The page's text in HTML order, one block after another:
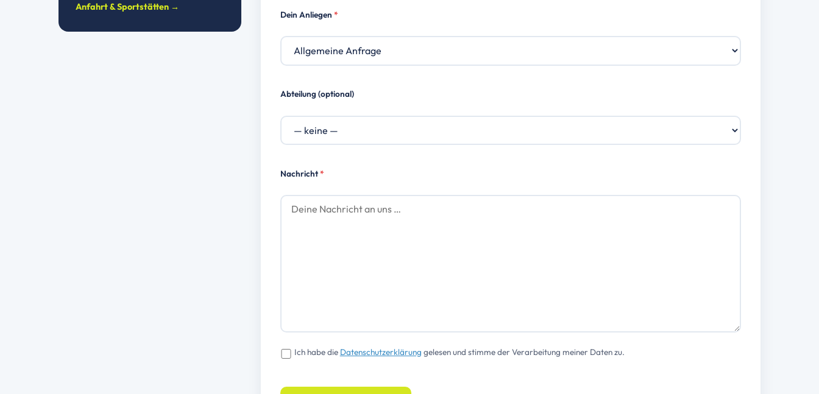
Anfahrt & Sportstätten →
Dein Anliegen *
Abteilung (optional)
Nachricht*
Ich habe die Datenschutzerklärung gelesen und stimme der Verarbeitung meiner Daten zu.